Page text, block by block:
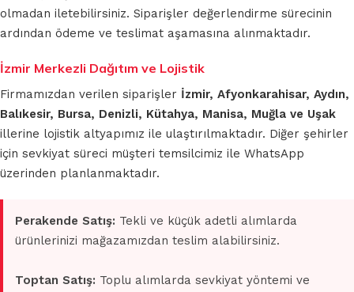
olmadan iletebilirsiniz. Siparişler değerlendirme sürecinin
ardından ödeme ve teslimat aşamasına alınmaktadır.
İzmir Merkezli Dağıtım ve Lojistik
Firmamızdan verilen siparişler İzmir, Afyonkarahisar, Aydın,
Balıkesir, Bursa, Denizli, Kütahya, Manisa, Muğla ve Uşak
illerine lojistik altyapımız ile ulaştırılmaktadır. Diğer şehirler
için sevkiyat süreci müşteri temsilcimiz ile WhatsApp
üzerinden planlanmaktadır.
Perakende Satış: Tekli ve küçük adetli alımlarda
ürünlerinizi mağazamızdan teslim alabilirsiniz.
Toptan Satış: Toplu alımlarda sevkiyat yöntemi ve